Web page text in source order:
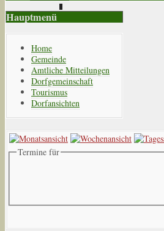
Hauptmenü
Home
Gemeinde
Amtliche Mitteilungen
Dorfgemeinschaft
Tourismus
Dorfansichten
Termine für